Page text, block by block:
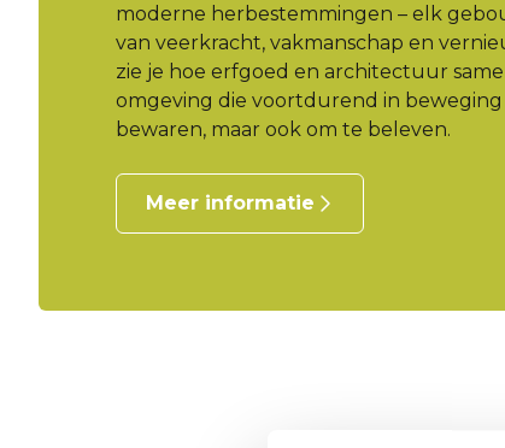
moderne herbestemmingen – elk
van veerkracht, vakmanschap en
zie je hoe erfgoed en architectuur
omgeving die voortdurend in beweging
bewaren, maar ook om te beleven.
Meer informatie